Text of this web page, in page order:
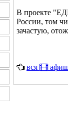
В проекте
России, том
зачастую,
вся